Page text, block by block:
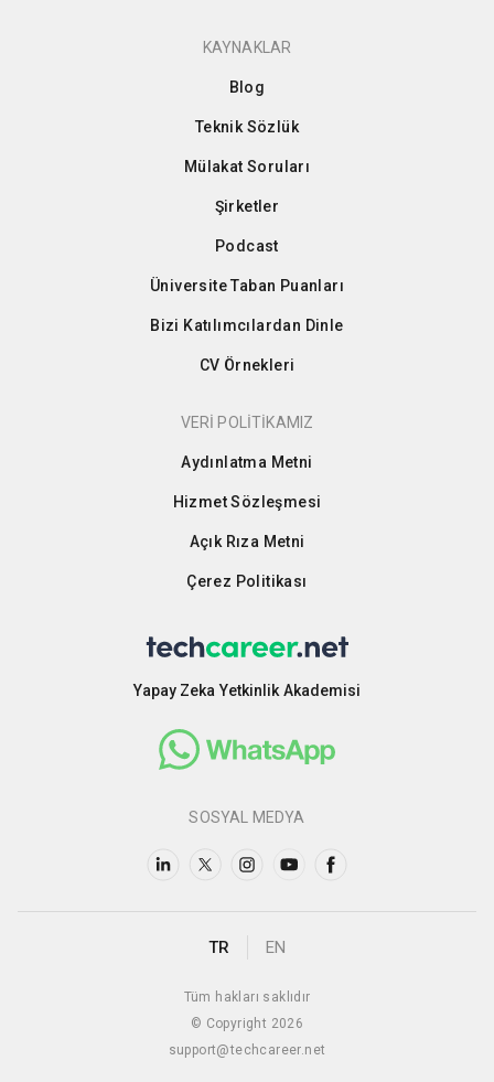
KAYNAKLAR
Blog
Teknik Sözlük
Mülakat Soruları
Şirketler
Podcast
Üniversite Taban Puanları
Bizi Katılımcılardan Dinle
CV Örnekleri
VERİ POLİTİKAMIZ
Aydınlatma Metni
Hizmet Sözleşmesi
Açık Rıza Metni
Çerez Politikası
Yapay Zeka Yetkinlik Akademisi
SOSYAL MEDYA
TR EN
Tüm hakları saklıdır
© Copyright 2026
support@techcareer.net